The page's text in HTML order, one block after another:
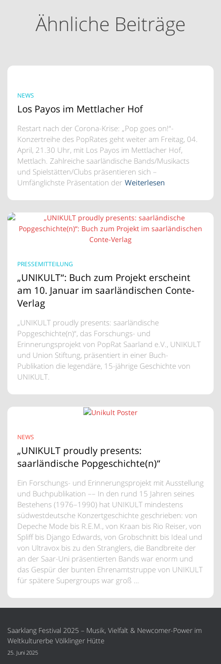
Ähnliche Beiträge
NEWS
Los Payos im Mettlacher Hof
Restart nach der Corona-Krise: „Pop goes on!“-
Konzertreihe des PopRates geht weiter am Freitag, 04.
April, 21.30 Uhr, mit Los Payos im Mettlacher Hof,
Mettlach. Zahlreiche saarländische Bands/Musikacts
und Spielstätten/Clubs präsentieren sich –
Umfänglichste Präsentation der Weiterlesen
PRESSEMITTEILUNG
„UNIKULT“: Buch zum Projekt erscheint
am 10. Januar im saarländischen Conte-
Verlag
„UNIKULT proudly presents: saarländische
Popgeschichte(n)“, das Forschungs- und
Erinnerungsprojekt von PopRat Saarland e.V., UNIKULT
und Union Stiftung, präsentiert in einer Buch-
Publikation die legendäre, 15-jährige Geschichte von
UNIKULT.
NEWS
„UNIKULT proudly presents:
saarländische Popgeschichte(n)“
Ein Forschungs- und Erinnerungsprojekt mit Ausstellung
und Buchpublikation –– In den rund 15 Jahren seines
Bestehens (1976–1990) hat UNIKULT mindestens
südwestdeutsche Konzertgeschichte geschrieben: von
Depeche Mode bis R.E.M., von Kraan bis Rio Reiser, von
Spliff bis Django Edwards, von Grobschnitt bis Ideal und
von Ultravox bis zu den Stranglers, die Bandbreite der
an der Saar-Uni präsentierten Bands war enorm und
das Gespür der bunten Ehrenamtstruppe von UNIKULT
für spätere Supergroups war groß …
Saarklang Festival 2025 – Musik, Vielfalt & Newcomer-Power im
Weltkulturerbe Völklinger Hütte
25. Juni 2025